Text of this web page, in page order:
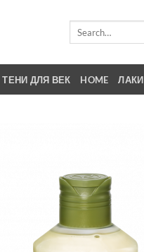
ТЕНИ ДЛЯ ВЕК HOME